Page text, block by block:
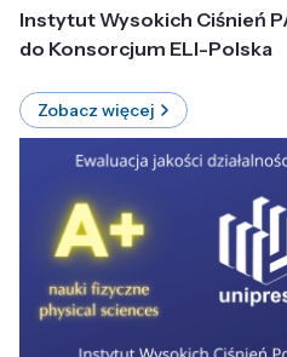
Instytut Wysokich Ciśnień
do Konsorcjum ELI-Polska
Zobacz więcej